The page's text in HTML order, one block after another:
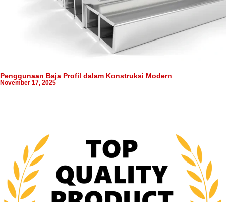
Penggunaan Baja Profil dalam Konstruksi Modern
November 17, 2025